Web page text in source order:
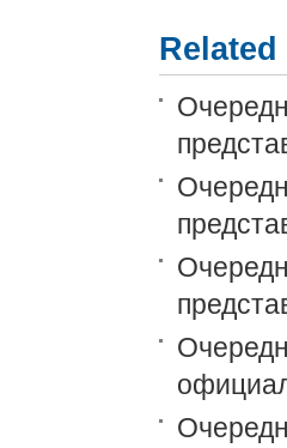
Related